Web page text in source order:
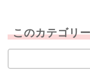
このカテゴリ